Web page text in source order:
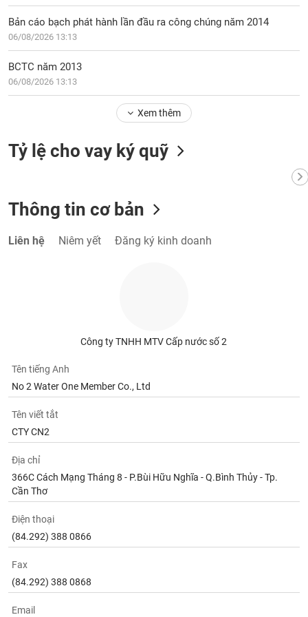
Bản cáo bạch phát hành lần đầu ra công chúng năm 2014
06/08/2026 13:13
BCTC năm 2013
06/08/2026 13:13
Xem thêm
Tỷ lệ cho vay ký quỹ
Thông tin cơ bản
Liên hệ Niêm yết Đăng ký kinh doanh
Công ty TNHH MTV Cấp nước số 2
Tên tiếng Anh
No 2 Water One Member Co., Ltd
Tên viết tắt
CTY CN2
Địa chỉ
366C Cách Mạng Tháng 8 - P.Bùi Hữu Nghĩa - Q.Bình Thủy - Tp.
Cần Thơ
Điện thoại
(84.292) 388 0866
Fax
(84.292) 388 0868
Email
VỤ
TRUYỀN
THÔNG
ĐỘNG
SẢN
(-)
Tất cả Người nội bộ Người liên quan Cổ đông lớn
Tin
(-)
Bài
của
tác
giả
(-)
cáo